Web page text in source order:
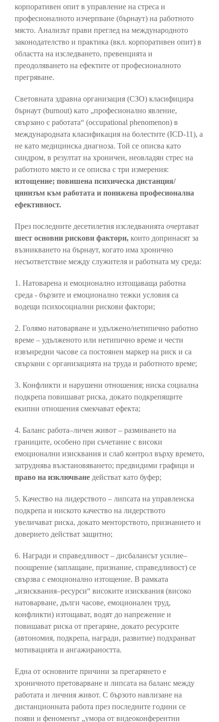
корпоративен опит в управление на стреса и
професионалното изчерпване (бърнаут) на работното
място. Анализът прави преглед на международното
законодателство и практика (вкл. корпоративен опит) в
областта на изследването, превенцията и
преодоляването на ефектите от професионалното
прегряване.
Световната здравна организация (СЗО) класифицира
бърнаут (burnout) като „професионално явление,
свързано с работата“ (occupational phenomenon) в
международната класификация на болестите (ICD-11), а
не като медицинска диагноза. Той се описва като
синдром, в резултат на хроничен, неовладян стрес на
работното място и се описва с три измерения:
изтощение; повишена психическа дистанция/
цинизъм към работата и понижена професионална
ефективност.
През последните десетилетия изследванията очертават
шест основни рискови фактори, които допринасят за
възникването на бърнаут, когато има хронично
несъответствие между служителя и работната му среда:
1. Натоварена и емоционално изтощаваща работна
среда - бързите и емоционално тежки условия са
водещи психосоциални рискови фактори;
2. Голямо натоварване и удължено/нетипично работно
време – удълженото или нетипично време и чести
извънредни часове са постоянен маркер на риск и са
свързани с организацията на труда и работното време;
3. Конфликти и нарушени отношения; ниска социална
подкрепа повишават риска, докато подкрепящите
екипни отношения смекчават ефекта;
4. Баланс работа–личен живот – размиването на
границите, особено при съчетание с високи
емоционални изисквания и слаб контрол върху времето,
затруднява възстановяването; предвидими графици и
право на изключване действат като буфер;
5. Качество на лидерството – липсата на управленска
подкрепа и ниското качество на лидерството
увеличават риска, докато менторството, признанието и
доверието действат защитно;
6. Награди и справедливост – дисбалансът усилие–
поощрение (заплащане, признание, справедливост) се
свързва с емоционално изтощение. В рамката
„изисквания–ресурси“ високите изисквания (високо
натоварване, дълги часове, емоционален труд,
конфликти) изтощават, водят до напрежение и
повишават риска от прегаряне, докато ресурсите
(автономия, подкрепа, награди, развитие) подхранват
мотивацията и ангажираността.
Една от основните причини за прегарянето е
хроничното претоварване и липсата на баланс между
работата и личния живот. С бързото навлизане на
дистанционната работа през последните години се
появи и феноменът „умора от видеоконферентни